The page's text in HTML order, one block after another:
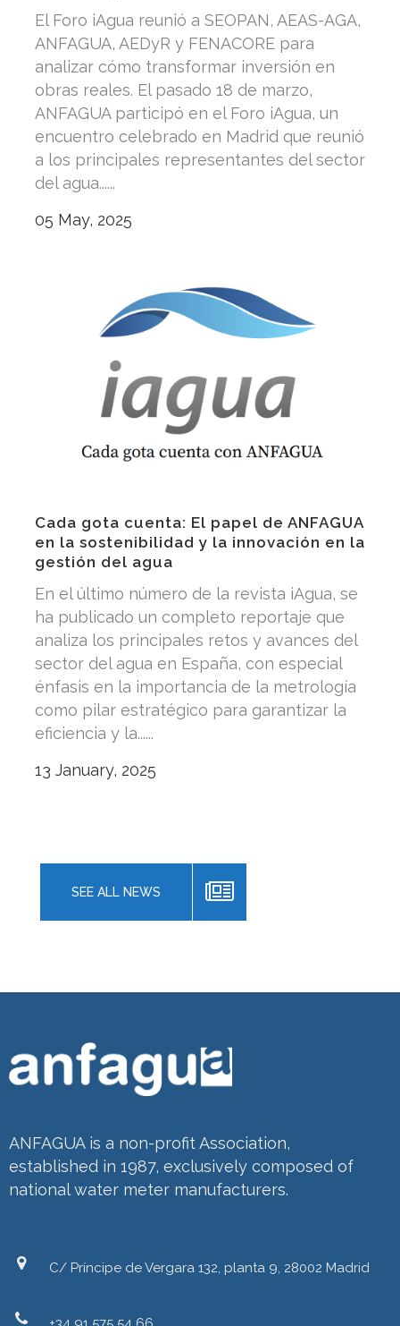
El Foro iAgua reunió a SEOPAN, AEAS-AGA,
ANFAGUA, AEDyR y FENACORE para
analizar cómo transformar inversión en
obras reales. El pasado 18 de marzo,
ANFAGUA participó en el Foro iAgua, un
encuentro celebrado en Madrid que reunió
a los principales representantes del sector
del agua......
05 May, 2025
Cada gota cuenta: El papel de ANFAGUA
en la sostenibilidad y la innovación en la
gestión del agua
En el último número de la revista iAgua, se
ha publicado un completo reportaje que
analiza los principales retos y avances del
sector del agua en España, con especial
énfasis en la importancia de la metrología
como pilar estratégico para garantizar la
eficiencia y la......
13 January, 2025
SEE ALL NEWS
ANFAGUA is a non-profit Association,
established in 1987, exclusively composed of
national water meter manufacturers.
C/ Príncipe de Vergara 132, planta 9, 28002 Madrid